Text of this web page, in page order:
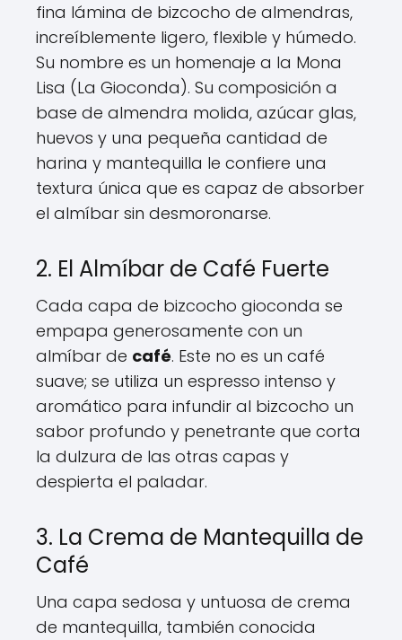
fina lámina de bizcocho de almendras,
increíblemente ligero, flexible y húmedo.
Su nombre es un homenaje a la Mona
Lisa (La Gioconda). Su composición a
base de almendra molida, azúcar glas,
huevos y una pequeña cantidad de
harina y mantequilla le confiere una
textura única que es capaz de absorber
el almíbar sin desmoronarse.
2. El Almíbar de Café Fuerte
Cada capa de bizcocho gioconda se
empapa generosamente con un
almíbar de café. Este no es un café
suave; se utiliza un espresso intenso y
aromático para infundir al bizcocho un
sabor profundo y penetrante que corta
la dulzura de las otras capas y
despierta el paladar.
3. La Crema de Mantequilla de
Café
Una capa sedosa y untuosa de crema
de mantequilla, también conocida